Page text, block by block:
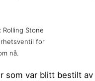
Rolling Stone
for
nå.
som var blitt bestilt